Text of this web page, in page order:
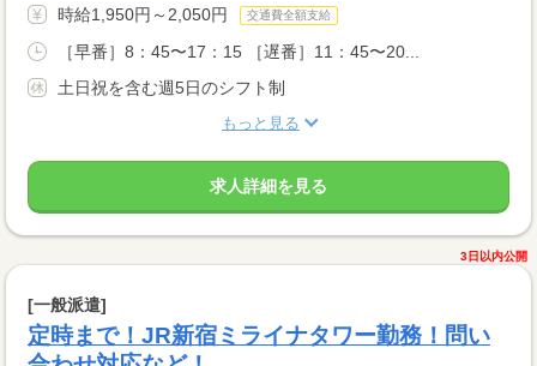
時給1,950円～2,050円 交通費全額支給
［早番］8：45〜17：15 ［遅番］11：45〜20...
土日祝を含む週5日のシフト制
もっと見る
求人詳細を見る
3日以内公開
[一般派遣]
定時まで！JR新宿ミライナタワー勤務！問い